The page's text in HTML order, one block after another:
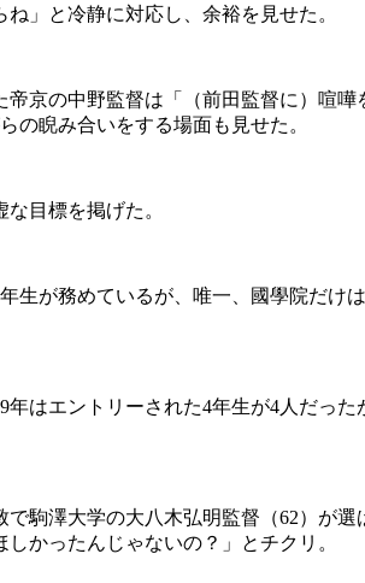
」と冷静に対応し、余裕を見せた。
京の中野監督は「（前田監督に）喧嘩
の睨み合いをする場面も見せた。
目標を掲げた。
が務めているが、唯一、國學院だけ
はエントリーされた4年生が4人だった
駒澤大学の大八木弘明監督（62）が選
かったんじゃないの？」とチクリ。